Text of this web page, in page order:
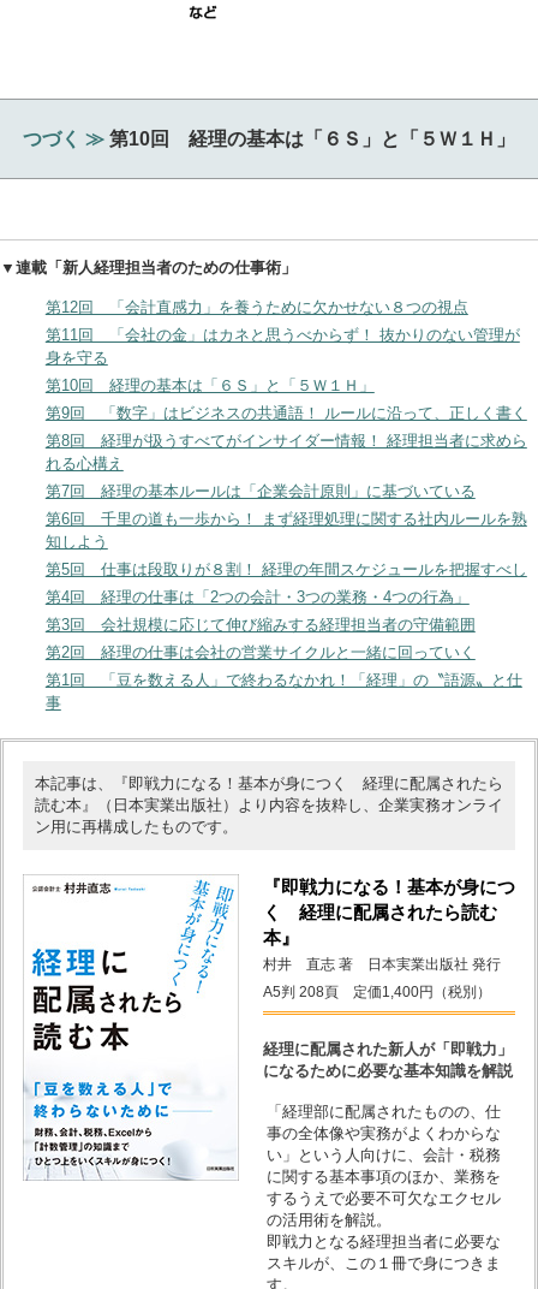
つづく ≫ 第10回 経理の基本は「６Ｓ」と「５Ｗ１Ｈ」
▼連載「新人経理担当者のための仕事術」
第12回 「会計直感力」を養うために欠かせない８つの視点
第11回 「会社の金」はカネと思うべからず！ 抜かりのない管理が
身を守る
第10回 経理の基本は「６Ｓ」と「５Ｗ１Ｈ」
第9回 「数字」はビジネスの共通語！ ルールに沿って、正しく書く
第8回 経理が扱うすべてがインサイダー情報！ 経理担当者に求めら
れる心構え
第7回 経理の基本ルールは「企業会計原則」に基づいている
第6回 千里の道も一歩から！ まず経理処理に関する社内ルールを熟
知しよう
第5回 仕事は段取りが８割！ 経理の年間スケジュールを把握すべし
第4回 経理の仕事は「2つの会計・3つの業務・4つの行為」
第3回 会社規模に応じて伸び縮みする経理担当者の守備範囲
第2回 経理の仕事は会社の営業サイクルと一緒に回っていく
第1回 「豆を数える人」で終わるなかれ！「経理」の〝語源〟と仕
事
本記事は、『即戦力になる！基本が身につく 経理に配属されたら
読む本』（日本実業出版社）より内容を抜粋し、企業実務オンライ
ン用に再構成したものです。
『即戦力になる！基本が身につ
く 経理に配属されたら読む
本』
村井 直志 著 日本実業出版社 発行
A5判 208頁 定価1,400円（税別）
経理に配属された新人が「即戦力」
になるために必要な基本知識を解説
「経理部に配属されたものの、仕
事の全体像や実務がよくわからな
い」という人向けに、会計・税務
に関する基本事項のほか、業務を
するうえで必要不可欠なエクセル
の活用術を解説。
即戦力となる経理担当者に必要な
スキルが、この１冊で身につきま
す。